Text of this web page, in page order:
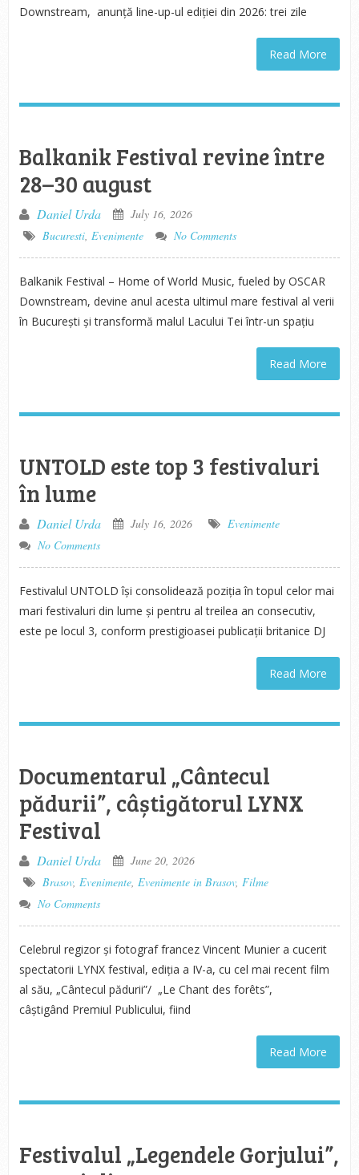
Downstream, anunță line-up-ul ediției din 2026: trei zile
Read More
Balkanik Festival revine între
28–30 august
Daniel Urda
July 16, 2026
Bucuresti, Evenimente No Comments
Balkanik Festival – Home of World Music, fueled by OSCAR
Downstream, devine anul acesta ultimul mare festival al verii
în București și transformă malul Lacului Tei într-un spațiu
Read More
UNTOLD este top 3 festivaluri
în lume
Daniel Urda July 16, 2026
Evenimente
No Comments
Festivalul UNTOLD își consolidează poziția în topul celor mai
mari festivaluri din lume și pentru al treilea an consecutiv,
este pe locul 3, conform prestigioasei publicații britanice DJ
Read More
Documentarul „Cântecul
pădurii”, câștigătorul LYNX
Festival
Daniel Urda
June 20, 2026
Brasov, Evenimente, Evenimente in Brasov, Filme
No Comments
Celebrul regizor și fotograf francez Vincent Munier a cucerit
spectatorii LYNX festival, ediția a IV-a, cu cel mai recent film
al său, „Cântecul pădurii”/ „Le Chant des forêts”,
câștigând Premiul Publicului, fiind
Read More
Festivalul „Legendele Gorjului”,